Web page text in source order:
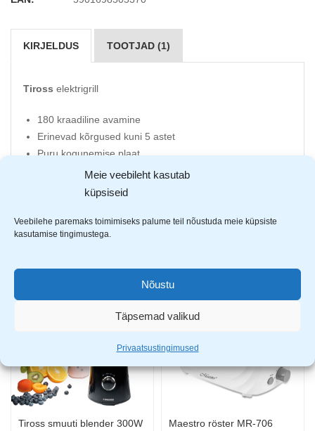
Meie veebileht kasutab
küpsiseid
Veebilehe paremaks toimimiseks palume teil nõustuda meie küpsiste
kasutamise tingimustega.
Nõustu
Täpsemad valikud
Privaatsustingimused
KIRJELDUS TOOTJAD (1)
Tiross elektrigrill
180 kraadiline avamine
Erinevad kõrgused kuni 5 astet
Puru kogunemise plaat
Temperatuuri regulaator
Tiross smuuti blender 300W
Maestro röster MR-706